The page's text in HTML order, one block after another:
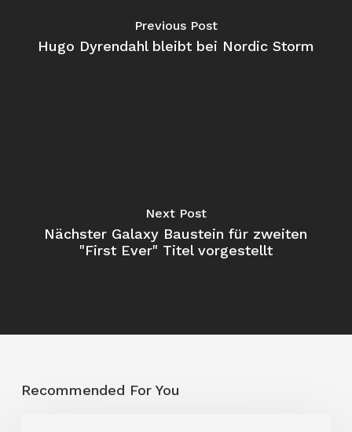
Previous Post
Hugo Dyrendahl bleibt bei Nordic Storm
Next Post
Nächster Galaxy Baustein für zweiten
"First Ever" Titel vorgestellt
Recommended For You